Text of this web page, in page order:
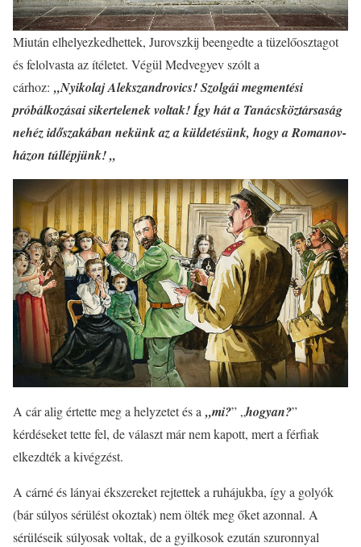
Miután elhelyezkedhettek, Jurovszkij beengedte a tüzelőosztagot
és felolvasta az ítéletet. Végül Medvegyev szólt a
cárhoz: „Nyikolaj Alekszandrovics! Szolgái megmentési
próbálkozásai sikertelenek voltak! Így hát a Tanácsköztársaság
nehéz időszakában nekünk az a küldetésünk, hogy a Romanov-
házon túllépjünk! „
A cár alig értette meg a helyzetet és a „mi?” „hogyan?”
kérdéseket tette fel, de választ már nem kapott, mert a férfiak
elkezdték a kivégzést.
A cárné és lányai ékszereket rejtettek a ruhájukba, így a golyók
(bár súlyos sérülést okoztak) nem ölték meg őket azonnal. A
sérüléseik súlyosak voltak, de a gyilkosok ezután szuronnyal